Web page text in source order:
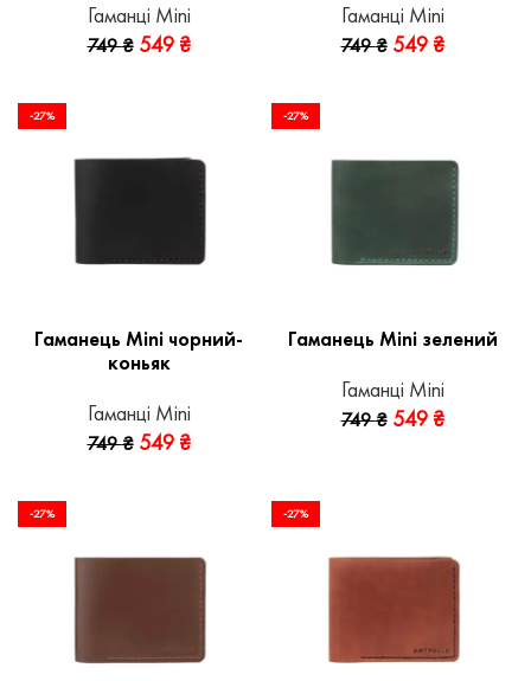
Гаманці Mini
749₴ 549 ₴
Гаманці Mini
749₴ 549 ₴
-27%
Гаманець Mini чорний-
коньяк
Гаманці Mini
749₴ 549 ₴
-27%
Гаманець Mini зелений
Гаманці Mini
749₴ 549 ₴
-27% -27%